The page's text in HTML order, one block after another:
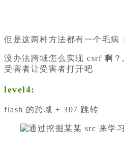
但是这两种方法都有一个毛病
没办法跨域怎么实现 csrf 啊
受害者让受害者打开吧
level4:
flash 的跨域 + 307 跳转